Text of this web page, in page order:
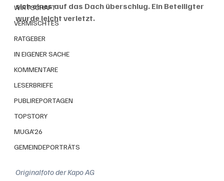
WIRTSCHAFT
VERMISCHTES
RATGEBER
IN EIGENER SACHE
KOMMENTARE
LESERBRIEFE
PUBLIREPORTAGEN
TOPSTORY
MUGA'26
GEMEINDEPORTRÄTS
sich eines auf das Dach überschlug. Ein Beteiligter
wurde leicht verletzt.
Originalfoto der Kapo AG